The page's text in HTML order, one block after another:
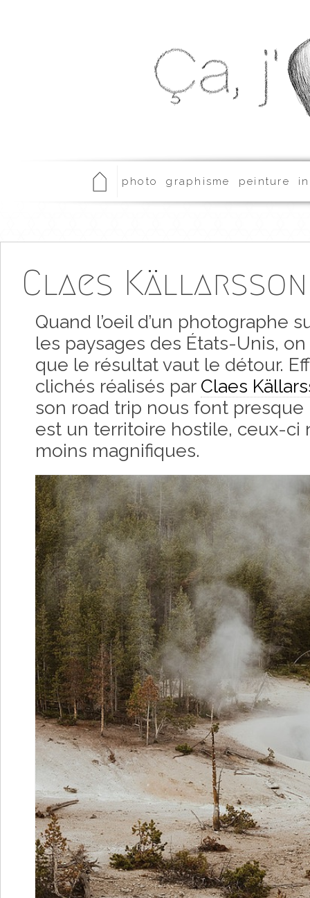
photo graphisme peinture
Claes Källarsson
Quand l’oeil d’un photographe
les paysages des États-Unis,
que le résultat vaut le détour.
clichés réalisés par Claes
son road trip nous font presque
est un territoire hostile, ceux-ci
moins magnifiques.